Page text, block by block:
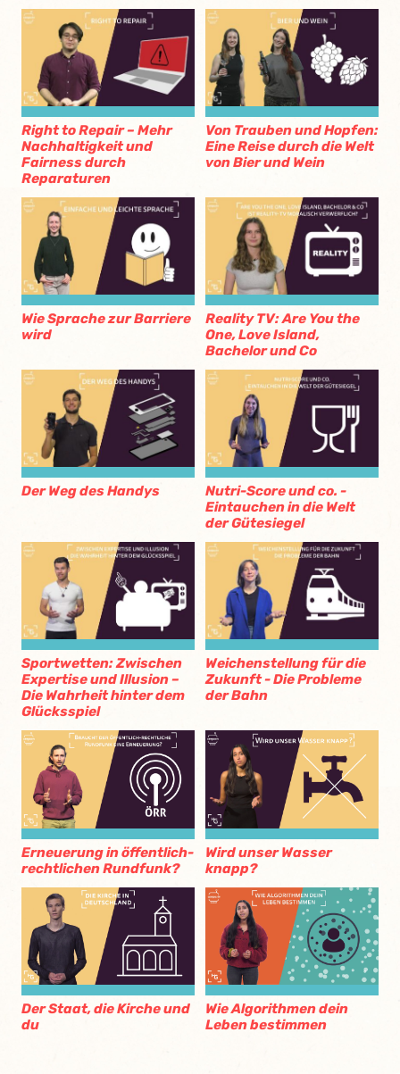
Right to Repair – Mehr
Nachhaltigkeit und
Fairness durch
Reparaturen
Von Trauben und Hopfen:
Eine Reise durch die Welt
von Bier und Wein
Wie Sprache zur Barriere
wird
Reality TV: Are You the
One, Love Island,
Bachelor und Co
Der Weg des Handys
Nutri-Score und co. -
Eintauchen in die Welt
der Gütesiegel
Sportwetten: Zwischen
Expertise und Illusion –
Die Wahrheit hinter dem
Glücksspiel
Weichenstellung für die
Zukunft - Die Probleme
der Bahn
Erneuerung in öffentlich-
rechtlichen Rundfunk?
Wird unser Wasser
knapp?
Der Staat, die Kirche und
du
Wie Algorithmen dein
Leben bestimmen